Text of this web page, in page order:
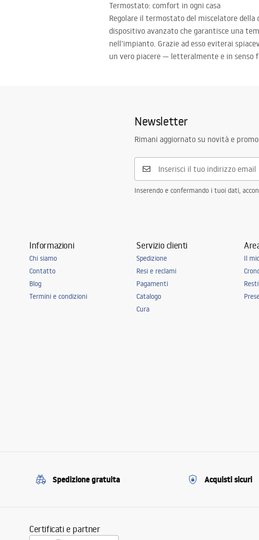
Termostato: comfort in ogni casa
Regolare il termostato del miscelatore della
dispositivo avanzato che garantisce una
nell’impianto. Grazie ad esso eviterai
un vero piacere — letteralmente e in senso
Newsletter
Rimani aggiornato su novità e
Inserendo e confermando i tuoi dati,
Informazioni
Chi siamo
Contatto
Blog
Termini e condizioni
Servizio clienti
Spedizione
Resi e reclami
Pagamenti
Catalogo
Cura
Il
Spedizione gratuita Acquisti sicuri
Certificati e partner